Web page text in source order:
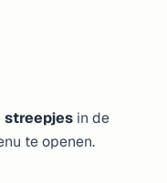
streepjes in de
te openen.